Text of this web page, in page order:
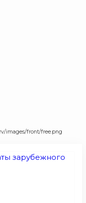
images/front/free.png